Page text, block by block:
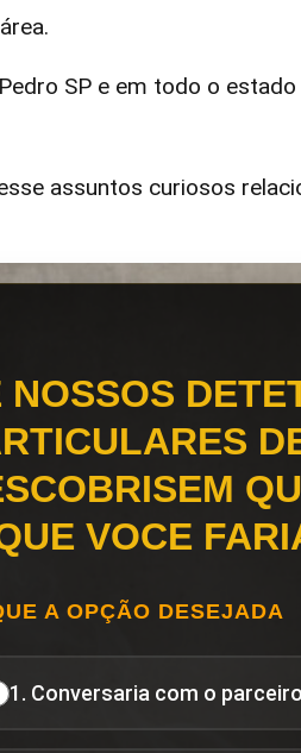
SP e em todo o
assuntos curiosos
NOSSOS
VOCE
A OPÇÃO DESEJADA
1. Conversaria com o